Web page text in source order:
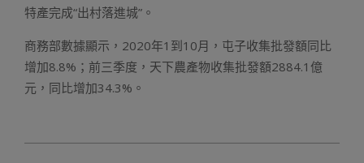
特產完成“出村落進城”。
商務部數據顯示，2020年1到10月，屯子收集批發額同比
增加8.8%；前三季度，天下農產物收集批發額2884.1億
元，同比增加34.3%。